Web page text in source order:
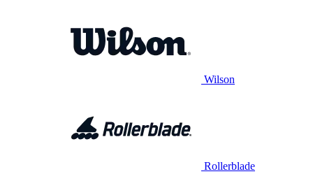
Wilson
Rollerblade